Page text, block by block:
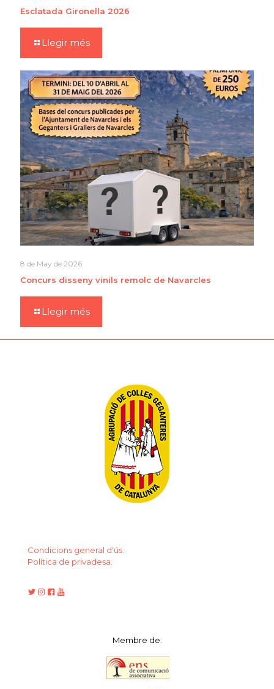
Esclatada Gironella 2026
Llegir més
8 de May de 2026
Concurs disseny vinils remolc de Navarcles
Llegir més
Condicions general d'ús.
Política de privadesa.
Membre de: